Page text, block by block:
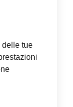
delle tue